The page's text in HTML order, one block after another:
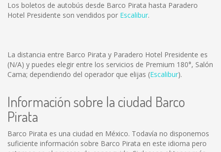
Los boletos de autobús desde Barco Pirata hasta Paradero
Hotel Presidente son vendidos por Escalibur.
La distancia entre Barco Pirata y Paradero Hotel Presidente es
(N/A) y puedes elegir entre los servicios de Premium 180°, Salón
Cama; dependiendo del operador que elijas (Escalibur).
Información sobre la ciudad Barco
Pirata
Barco Pirata es una ciudad en México. Todavía no disponemos
suficiente información sobre Barco Pirata en este idioma pero